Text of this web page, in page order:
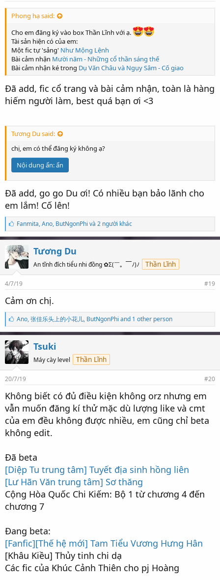
:
Phong hạ said:
Cho em đăng ký vào box Thần Lĩnh với ạ.
Tài sản hiện có của em:
Một fic tự 'sảng' Như Mộng Lệnh
Bài cảm nhận Mười năm - Những cổ thần sáng thế
Bài cảm nhận ké trong Dụ Văn Châu và Ngụy Sâm - Cố giao
Đã add, fic cổ trang và bài cảm nhận, toàn là hàng
hiếm người làm, best quá bạn ơi <3
Tương Du said:
chị, em có thể đăng ký không ạ?
Nội dung ẩn:ẩn
Đã add, go go Du ơi! Có nhiều bạn bảo lãnh cho
em lắm! Cố lên!
S
ố
l
ư
ợ
t
t
í
h
Fanmita,Ano, ButNgonPhi và 2 người khác
Tương Du
An tĩnh đích tiểu nhi đồng ✿Σ(￣。￣ﾉ)ﾉ Thần Lĩnh
4/7/19 #19
Cảm ơn chị.
S
ố
l
ư
ợ
t
t
í
h
:
Ano,张佳乐头上的小花儿, ButNgonPhi and 1 other person
Tsuki
Máy cày level Thần Lĩnh
20/7/19 #20
Không biết có đủ điều kiện không orz nhưng em
vẫn muốn đăng kí thử mặc dù lượng like và cmt
của em đều không được nhiều, em cũng chỉ beta
không edit.
Đã beta
[Diệp Tu trung tâm] Tuyết địa sinh hồng liên
[Lư Hãn Văn trung tâm] Sơ thăng
Cộng Hòa Quốc Chi Kiếm: Bộ 1 từ chương 4 đến
chương 7
Đang beta:
[Fanfic][Thế hệ mới] Tam Tiểu Vương Hưng Hân
[Khâu Kiều] Thủy tinh chi dạ
Các fic của Khúc Cảnh Thiên cho pj Hoàng